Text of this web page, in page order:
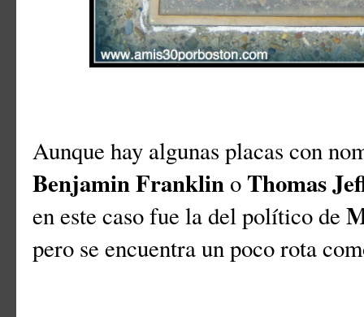
Aunque hay algunas placas con
Benjamin FranklinoThomas
en este caso fue la del político de
pero se encuentra un poco rota